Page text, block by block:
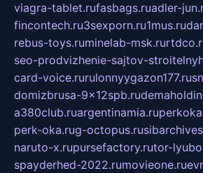
viagra-tablet.rufasbags.ruadler-
fincontech.ru3sexporn.ru1mus.ru
rebus-toys.ruminelab-msk.ru
seo-prodvizhenie-sajtov-
card-voice.rurulonnyygazon177.ru
domizbrusa-9x12spb.ru
a380club.ruargentinamia.ru
perk-oka.rug-octopus.ru
naruto-x.rupursefactory.rutor-
spayderhed-2022.rumovieone.ru